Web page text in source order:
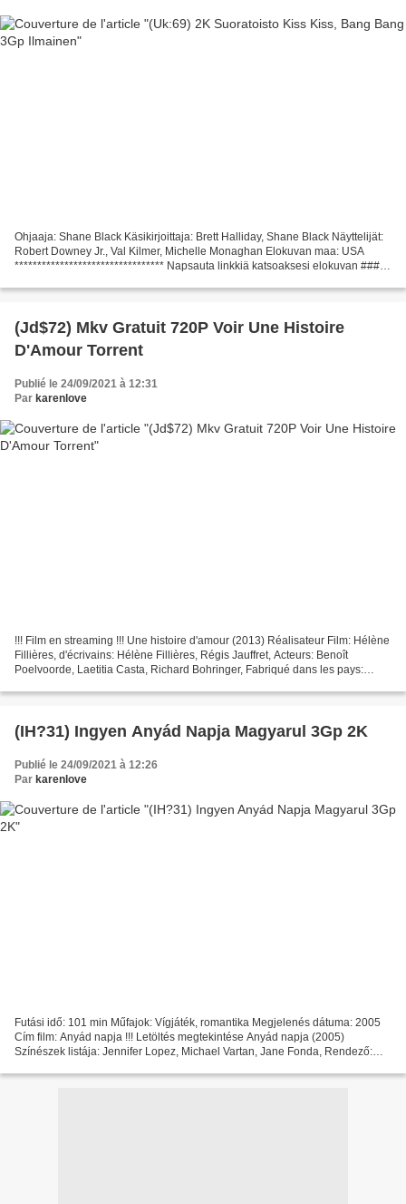
Ohjaaja: Shane Black Käsikirjoittaja: Brett Halliday, Shane Black Näyttelijät:
Robert Downey Jr., Val Kilmer, Michelle Monaghan Elokuvan maa: USA
********************************* Napsauta linkkiä katsoaksesi elokuvan ###
(Jd$72) Mkv Gratuit 720P Voir Une Histoire
D'Amour Torrent
Publié le 24/09/2021 à 12:31
Par karenlove
!!! Film en streaming !!! Une histoire d'amour (2013) Réalisateur Film: Hélène
Fillières, d'écrivains: Hélène Fillières, Régis Jauffret, Acteurs: Benoît
Poelvoorde, Laetitia Casta, Richard Bohringer, Fabriqué dans les pays:
(IH?31) Ingyen Anyád Napja Magyarul 3Gp 2K
Publié le 24/09/2021 à 12:26
Par karenlove
Futási idő: 101 min Műfajok: Vígjáték, romantika Megjelenés dátuma: 2005
Cím film: Anyád napja !!! Letöltés megtekintése Anyád napja (2005)
Színészek listája: Jennifer Lopez, Michael Vartan, Jane Fonda, Rendező: